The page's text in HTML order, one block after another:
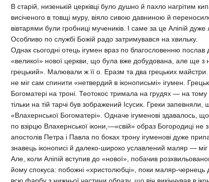
В старій, низенькій церківці було душно й пахло нагрітим
висіченого в товщі муру, віяло сивою давниною й
вівтарями були гробниці мучеників. І саме за це Аліпій
Особливо по службі Божій радо затримувався на хвильку.
Однак сьогодні отець ігумен враз по благословенню
«великої» нової церкви, що була вже добудована, але ще з
грецький». Малювали ж її о. Еразм та два грецьких
не міг сам спинити «нетвердий в іконописьмі» ігумен.
Богоматері на троні. Теотокос тримала на грудях — на тому
тільки на тій тарчі був зображений Ісусик. Греки
«Влахернської Богоматері». Одначе ігуменові здавалось,
по взірцю Влахернської ікони,—«свій» образ Богородиці
апостолів Петра і Павла по боках трону ігуменові дуже
знавець іконописі й далеко-широко уславлений маляр — міг
Але, коли Аліпій вступив до «нової», побачив
йому спокуса: побожні «христолюбці», поки маляр-чернець